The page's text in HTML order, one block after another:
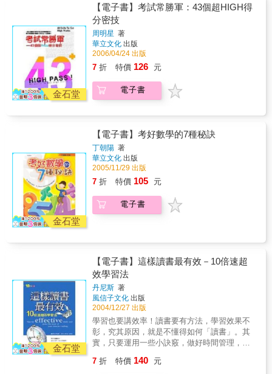
可無參考書，無參考書則勢單力薄，在考場上
缺乏應付自如的本領。分秒必爭，昔時如金對
考生來說，善於利用時間的考生，時間會給他
數倍的回報；沒有掌握時間活用術的考生，唯
有在無奈中歎息時間的缺乏。進考場，成竹在
胸當考試來臨的時候，如果你可以將實力與應
試技巧配合得天衣無縫，那麼你便勝券在握
了。
金石堂
【電子書】考試常勝軍：43個超HIGH得
分密技
周明星 著
華立文化 出版
2006/04/24 出版
7 折 特價 126 元
電子書
金石堂
【電子書】考好數學的7種秘訣
丁朝陽 著
華立文化 出版
2005/11/29 出版
7 折 特價 105 元
電子書
金石堂
【電子書】這樣讀書最有效－10倍速超
效學習法
丹尼斯 著
風信子文化 出版
2004/12/27 出版
學習也要講效率！讀書要有方法，學習效果不
彰，究其原因，就是不懂得如何「讀書」。其
實，只要運用一些小訣竅，做好時間管理，跟
快，越學越好。本書針對時間管理、記憶法
7 折 特價 140 元